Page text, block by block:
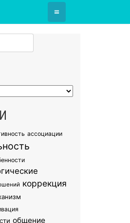
≡
ассоциации
коррекция
общение